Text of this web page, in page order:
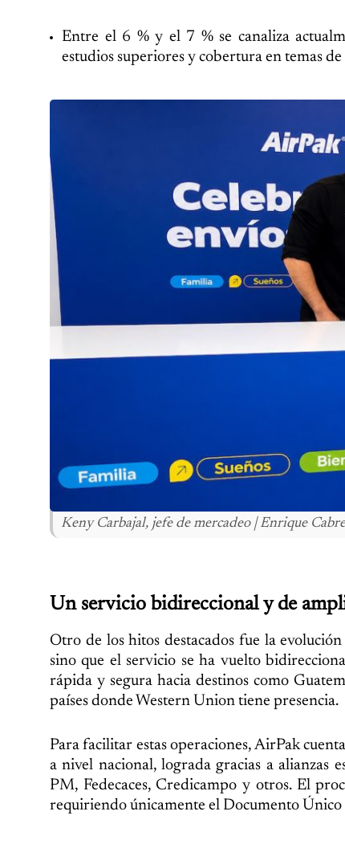
Entre el 6 % y el 7 % se canaliza
estudios superiores y cobertura en temas de
Keny Carbajal, jefe de mercadeo | Enrique
Un servicio bidireccional y de
Otro de los hitos destacados fue la
sino que el servicio se ha vuelto
rápida y segura hacia destinos como
países donde Western Union tiene presencia.
Para facilitar estas operaciones, AirPak
a nivel nacional, lograda gracias a alianzas
PM, Fedecaces, Credicampo y otros. El
requiriendo únicamente el Documento